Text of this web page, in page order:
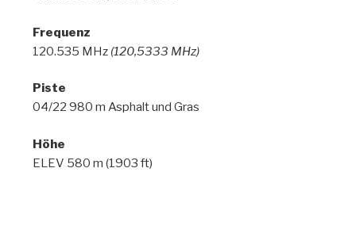
Frequenz
120.535 MHz (120,5333 MHz)
Piste
04/22 980 m Asphalt und Gras
Höhe
ELEV 580 m (1903 ft)